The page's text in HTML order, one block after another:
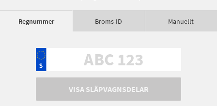
Regnummer Broms-ID Manuellt
VISA SLÄPVAGNSDELAR